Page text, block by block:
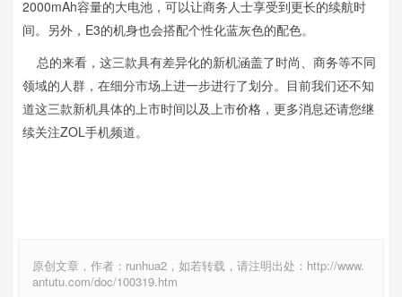
2000mAh容量的大电池，可以让商务人士享受到更长的续航时
间。另外，E3的机身也会搭配个性化蓝灰色的配色。
总的来看，这三款具有差异化的新机涵盖了时尚、商务等不同
领域的人群，在细分市场上进一步进行了划分。目前我们还不知
道这三款新机具体的上市时间以及上市价格 ，更多消息还请您继
续关注ZOL手机频道。
原创文章，作者：runhua2，如若转载，请注明出处：http://www.
antutu.com/doc/100319.htm